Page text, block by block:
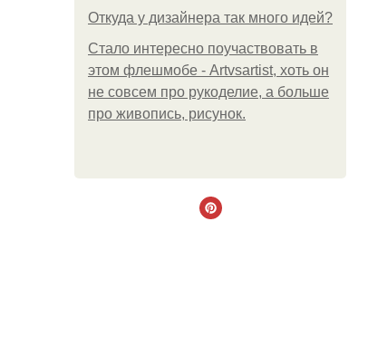
Откуда у дизайнера так много идей?
Стало интересно поучаствовать в
этом флешмобе - Artvsartist, хоть он
не совсем про рукоделие, а больше
про живопись, рисунок.